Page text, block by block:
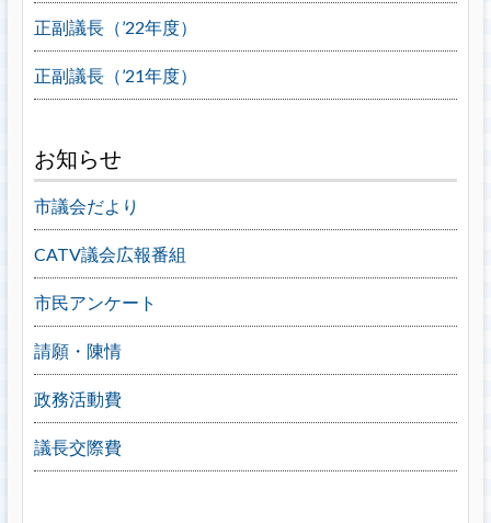
正副議長（’22年度）
正副議長（’21年度）
お知らせ
市議会だより
CATV議会広報番組
市民アンケート
請願・陳情
政務活動費
議長交際費